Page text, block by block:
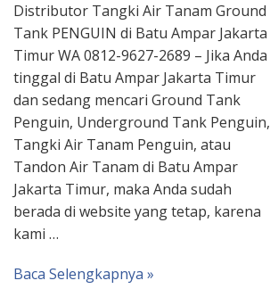
Distributor Tangki Air Tanam Ground
Tank PENGUIN di Batu Ampar Jakarta
Timur WA 0812-9627-2689 – Jika Anda
tinggal di Batu Ampar Jakarta Timur
dan sedang mencari Ground Tank
Penguin, Underground Tank Penguin,
Tangki Air Tanam Penguin, atau
Tandon Air Tanam di Batu Ampar
Jakarta Timur, maka Anda sudah
berada di website yang tetap, karena
kami …
Baca Selengkapnya »